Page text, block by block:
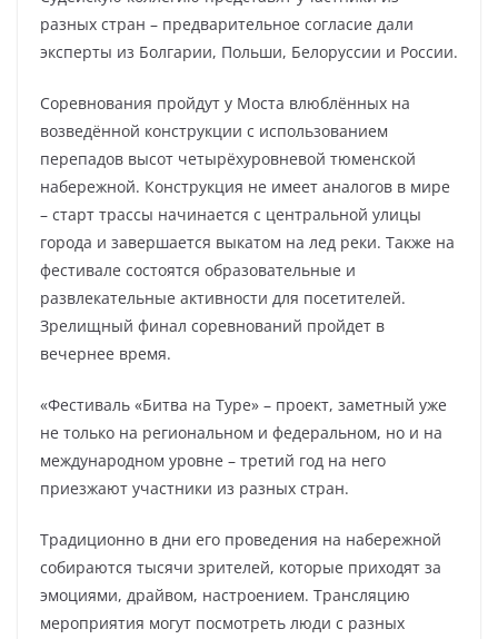
разных стран – предварительное согласие дали
эксперты из Болгарии, Польши, Белоруссии и России.
Соревнования пройдут у Моста влюблённых на
возведённой конструкции с использованием
перепадов высот четырёхуровневой тюменской
набережной. Конструкция не имеет аналогов в мире
– старт трассы начинается с центральной улицы
города и завершается выкатом на лед реки. Также на
фестивале состоятся образовательные и
развлекательные активности для посетителей.
Зрелищный финал соревнований пройдет в
вечернее время.
«Фестиваль «Битва на Туре» – проект, заметный уже
не только на региональном и федеральном, но и на
международном уровне – третий год на него
приезжают участники из разных стран.
Традиционно в дни его проведения на набережной
собираются тысячи зрителей, которые приходят за
эмоциями, драйвом, настроением. Трансляцию
мероприятия могут посмотреть люди с разных